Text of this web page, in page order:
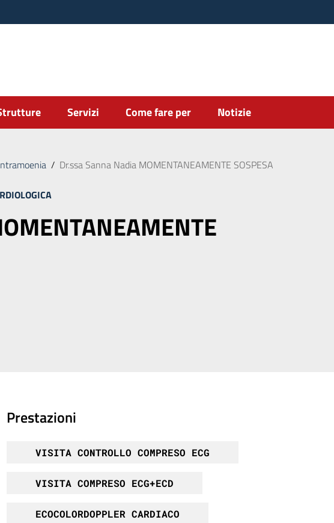
Servizi Come fare per Notizie
/ Dr.ssa Sanna Nadia MOMENTANEAMENTE SOSPESA
Prestazioni
VISITA CONTROLLO COMPRESO ECG
VISITA COMPRESO ECG+ECD
ECOCOLORDOPPLER CARDIACO